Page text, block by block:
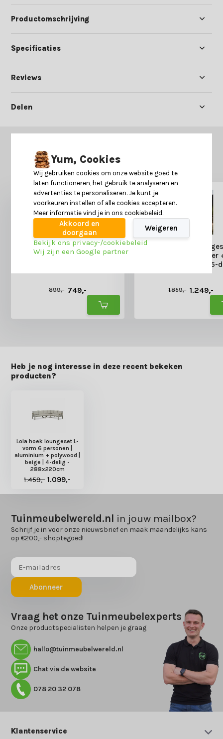
Productomschrijving
Specificaties
Reviews
Delen
Misschien is dit ook iets voor je?
Milton hoek loungeset beige
5 personen | hardhout +
215x215cm
899,- 749,-
Bologna hoek
personen | wicker
aluminium | beige | 5-
272x214cm
1.859,- 1.249,-
Heb je nog interesse in deze recent bekeken
producten?
Lola hoek loungeset L-
vorm 6 personen |
aluminium + polywood |
beige | 4-delig -
288x220cm
1.459,- 1.099,-
Tuinmeubelwereld.nl in jouw mailbox?
Schrijf je in voor onze nieuwsbrief en maak maandelijks kans
op €200,- shoptegoed!
Abonneer
Vraag het onze Tuinmeubelexperts
Onze productspecialisten helpen je graag
hallo@tuinmeubelwereld.nl
Chat via de website
078 20 32 078
Klantenservice
Yum, Cookies
Wij gebruiken cookies om onze website goed te
laten functioneren, het gebruik te analyseren en
advertenties te personaliseren. Je kunt je
voorkeuren instellen of alle cookies accepteren.
Meer informatie vind je in ons cookiebeleid.
Akkoord en
doorgaan
Weigeren
Bekijk ons privacy-/cookiebeleid
Wij zijn een Google partner